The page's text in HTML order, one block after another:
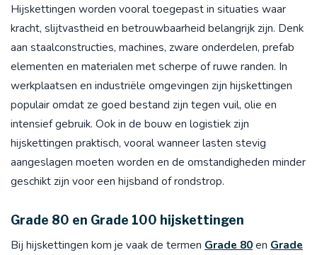
Hijskettingen worden vooral toegepast in situaties waar
kracht, slijtvastheid en betrouwbaarheid belangrijk zijn. Denk
aan staalconstructies, machines, zware onderdelen, prefab
elementen en materialen met scherpe of ruwe randen. In
werkplaatsen en industriële omgevingen zijn hijskettingen
populair omdat ze goed bestand zijn tegen vuil, olie en
intensief gebruik. Ook in de bouw en logistiek zijn
hijskettingen praktisch, vooral wanneer lasten stevig
aangeslagen moeten worden en de omstandigheden minder
geschikt zijn voor een hijsband of rondstrop.
Grade 80 en Grade 100 hijskettingen
Bij hijskettingen kom je vaak de termen Grade 80en Grade